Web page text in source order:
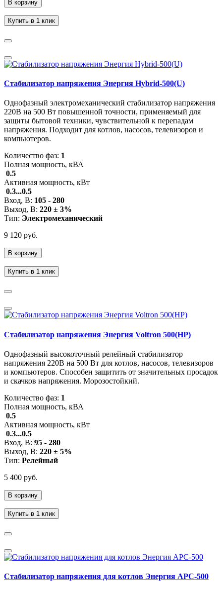
В корзину
Купить в 1 клик
Стабилизатор напряжения Энергия Hybrid-500(U)
Однофазный электромеханический стабилизатор напряжения
220В на 500 Вт повышенной точности, применяемый для
защиты бытовой техники, чувствительной к перепадам
напряжения. Подходит для котлов, насосов, телевизоров и
компьютеров.
Количество фаз: 1
Полная мощность, кВА
0.5
Активная мощность, кВт
0.3...0.5
Вход, В: 105 - 280
Выход, В: 220 ± 3%
Тип: Электромеханический
9 120 руб.
В корзину
Купить в 1 клик
Стабилизатор напряжения Энергия Voltron 500(HP)
Однофазный высокоточный релейный стабилизатор
напряжения 220В на 500 Вт для котлов, насосов, телевизоров
и компьютеров. Способен защитить от значительных просадок
и скачков напряжения. Морозостойкий.
Количество фаз: 1
Полная мощность, кВА
0.5
Активная мощность, кВт
0.3...0.5
Вход, В: 95 - 280
Выход, В: 220 ± 5%
Тип: Релейный
5 400 руб.
В корзину
Купить в 1 клик
Стабилизатор напряжения для котлов Энергия АРС-500